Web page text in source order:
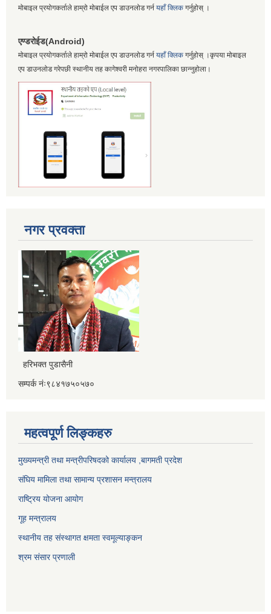
मोबाइल प्रयोगकर्ताले हाम्रो मोबाईल एप डाउनलोड गर्न यहाँ क्लिक गर्नुहोस् ।
एण्डरोईड(Android)
मोबाइल प्रयोगकर्ताले हाम्रो मोबाईल एप डाउनलोड गर्न यहाँ क्लिक गर्नुहोस् ।कृपया मोबाइल
एप डाउनलोड गरेपछी स्थानीय तह कागेश्वरी मनोहरा नगरपालिका छान्नुहोला।
नगर प्रवक्ता
हरिभक्त पुडासैनी
सम्पर्क नंः९८४१७५०५७०
महत्वपूर्ण लिङ्कहरु
मुख्यमन्त्री तथा मन्त्रीपरिषदको कार्यालय ,बागमती प्रदेश
संघिय मामिला तथा सामान्य प्रशासन मन्त्रालय
राष्ट्रिय योजना आयोग
गूह मन्त्रालय
स्थानीय तह संस्थागत क्षमता स्वमूल्याङ्कन
श्रम संसार प्रणाली